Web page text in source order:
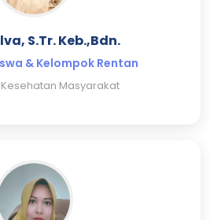
S.Tr. Keb.,Bdn.
& Kelompok Rentan
Masyarakat